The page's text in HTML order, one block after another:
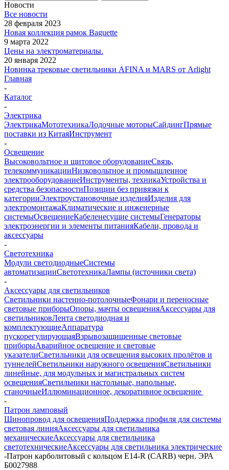
Новости
Все новости
28 февраля 2023
Новая коллекция рамок Baguette
9 марта 2022
Цены на электроматериалы.
20 января 2022
Новинка трековые светильники AFINA и MARS от Arlight
Главная
-
Каталог
-
Электрика
ЭлектрикаМототехникаЛодочные моторыСайдингПрямые
поставки из КитаяИнструмент
-
Освещение
Высоковольтное и щитовое оборудованиеСвязь,
телекоммуникацииНизковольтное и промышленное
электрооборудованиеИнструменты, техникаУстройства и
средства безопасностиПозиции без привязки к
категорииЭлектроустановочные изделияИзделия для
электромонтажаКлиматические и инженерные
системыОсвещениеКабеленесущие системыГенераторы
электроэнергии и элементы питанияКабели, провода и
аксессуары
-
Светотехника
Модули светодиодныеСистемы
автоматизацииСветотехникаЛампы (источники света)
-
Аксессуары для светильников
Светильники настенно-потолочныеФонари и переносные
световые приборыОпоры, мачты освещенияАксессуары для
светильниковЛента светодиодная и
комплектующиеАппаратура
пускорегулирующаяВзрывозащищенные световые
приборыАварийное освещение и световые
указателиСветильники для освещения высоких пролётов и
туннелейСветильники наружного освещенияСветильники
линейные, для модульных и магистральных систем
освещенияСветильники настольные, напольные,
станочныеИллюминационное, декоративное освещение
-
Патрон ламповый
Шинопровод для освещенияПоддержка профиля для системы
световая линияАксессуары для светильника
механическиеАксессуары для светильника
светотехническиеАксессуары для светильника электрические
-Патрон карболитовый с кольцом E14-R (CARB) черн. ЭРА
Б0027988